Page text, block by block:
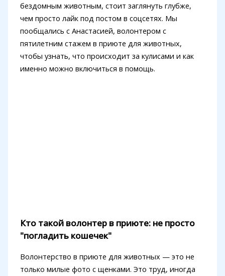
бездомным животным, стоит заглянуть глубже,
чем просто лайк под постом в соцсетях. Мы
пообщались с Анастасией, волонтером с
пятилетним стажем в приюте для животных,
чтобы узнать, что происходит за кулисами и как
именно можно включиться в помощь.
Кто такой волонтер в приюте: не просто
"погладить кошечек"
Волонтерство в приюте для животных — это не
только милые фото с щенками. Это труд, иногда